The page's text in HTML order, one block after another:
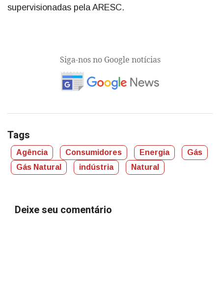
supervisionadas pela ARESC.
Siga-nos no Google notícias
Tags
Agência Consumidores Energia
Gás
Gás Natural
indústria Natural
Deixe seu comentário